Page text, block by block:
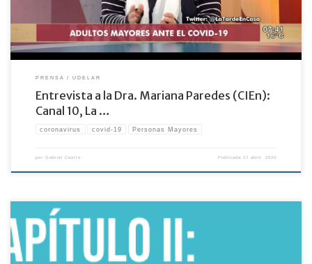
PRENSA UDELAR
Entrevista a la Dra. Mariana Paredes (CIEn):
Canal 10, La …
coronavirus covid-19 Personas Mayores
por Gabriel Castro Publicada 17 abril, 2020